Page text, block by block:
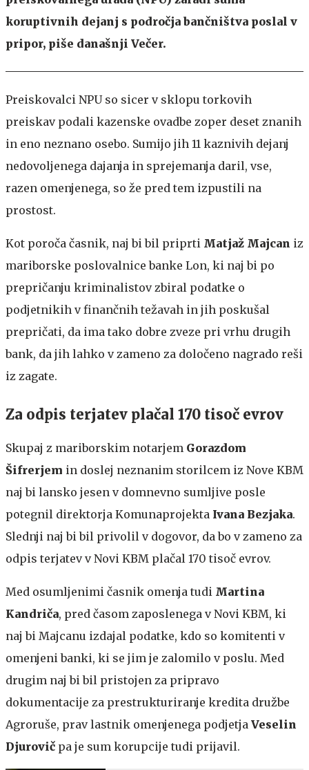
koruptivnih dejanj s področja bančništva poslal v
pripor, piše današnji Večer.
Preiskovalci NPU so sicer v sklopu torkovih
preiskav podali kazenske ovadbe zoper deset znanih
in eno neznano osebo. Sumijo jih 11 kaznivih dejanj
nedovoljenega dajanja in sprejemanja daril, vse,
razen omenjenega, so že pred tem izpustili na
prostost.
Kot poroča časnik, naj bi bil priprti Matjaž Majcan iz
mariborske poslovalnice banke Lon, ki naj bi po
prepričanju kriminalistov zbiral podatke o
podjetnikih v finančnih težavah in jih poskušal
prepričati, da ima tako dobre zveze pri vrhu drugih
bank, da jih lahko v zameno za določeno nagrado reši
iz zagate.
Za odpis terjatev plačal 170 tisoč evrov
Skupaj z mariborskim notarjem Gorazdom
Šifrerjem in doslej neznanim storilcem iz Nove KBM
naj bi lansko jesen v domnevno sumljive posle
potegnil direktorja Komunaprojekta Ivana Bezjaka.
Slednji naj bi bil privolil v dogovor, da bo v zameno za
odpis terjatev v Novi KBM plačal 170 tisoč evrov.
Med osumljenimi časnik omenja tudi Martina
Kandriča, pred časom zaposlenega v Novi KBM, ki
naj bi Majcanu izdajal podatke, kdo so komitenti v
omenjeni banki, ki se jim je zalomilo v poslu. Med
drugim naj bi bil pristojen za pripravo
dokumentacije za prestrukturiranje kredita družbe
Agroruše, prav lastnik omenjenega podjetja Veselin
Djurovič pa je sum korupcije tudi prijavil.